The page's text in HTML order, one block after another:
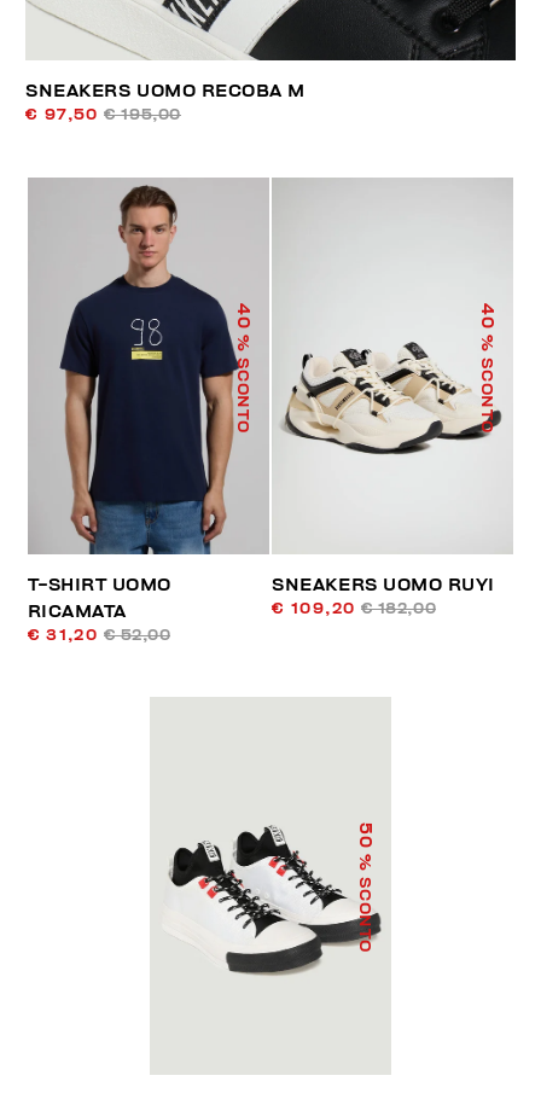
SNEAKERS UOMO RECOBA M
€ 97,50 € 195,00
40
% SCONTO
T-SHIRT UOMO
RICAMATA
€ 31,20 € 52,00
40
% SCONTO
SNEAKERS UOMO RUYI
€ 109,20 € 182,00
50
% SCONTO